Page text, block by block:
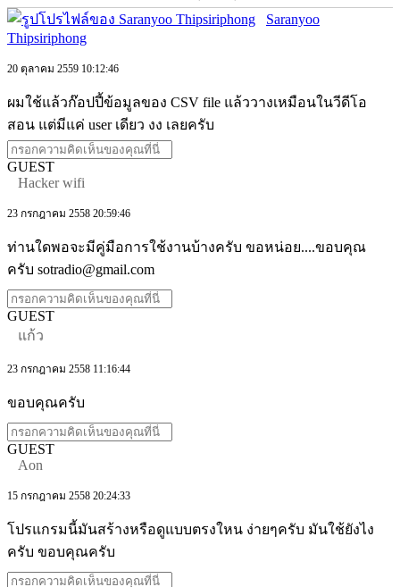
Saranyoo
Thipsiriphong
20 ตุลาคม 2559 10:12:46
ผมใช้แล้วก๊อปปี้ข้อมูลของ CSV file แล้ววางเหมือนในวีดีโอ
สอน แต่มีแค่ user เดียว งง เลยครับ
GUEST
Hacker wifi
23 กรกฎาคม 2558 20:59:46
ท่านใดพอจะมีคู่มือการใช้งานบ้างครับ ขอหน่อย....ขอบคุณ
ครับ sotradio@gmail.com
GUEST
แก้ว
23 กรกฎาคม 2558 11:16:44
ขอบคุณครับ
GUEST
Aon
15 กรกฎาคม 2558 20:24:33
โปรแกรมนี้มันสร้างหรือดูแบบตรงใหน ง่ายๆครับ มันใช้ยังไง
ครับ ขอบคุณครับ